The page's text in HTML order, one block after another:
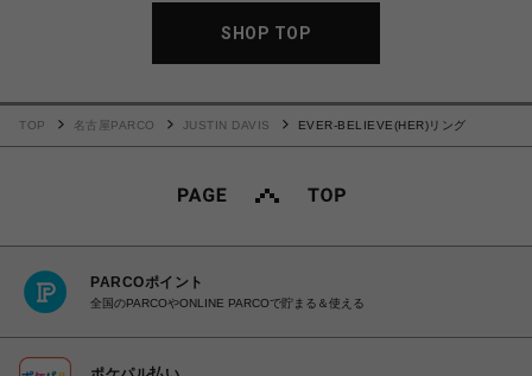
SHOP TOP
TOP 名古屋PARCO JUSTIN DAVIS EVER-BELIEVE(HER)リング
PARCOポイント
全国のPARCOやONLINE PARCOで貯まる＆使える